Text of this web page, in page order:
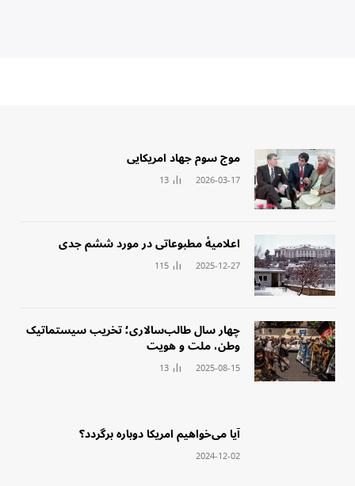
‏موج سوم جهاد امریکایی
2026-03-17
13
‏اعلامیهٔ مطبوعاتی در مورد ششم جدی
2025-12-27
115
چهار سال طالب‌سالاری؛ تخریب سیستماتیک
وطن، ملت و هویت
2025-08-15
13
‏آیا می‌خواهیم امریکا دوباره برگردد؟
2024-12-02